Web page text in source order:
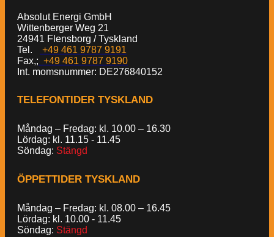
Absolut Energi GmbH
Wittenberger Weg 21
24941 Flensborg / Tyskland
Tel.
+49 461 9787 9191
Fax,; +49 461 9787 9190
Int. momsnummer: DE276840152
TELEFONTIDER TYSKLAND
Måndag – Fredag: kl. 10.00 – 16.30
Lördag: kl. 11.15 - 11.45
Söndag: Stängd
ÖPPETTIDER TYSKLAND
Måndag – Fredag: kl. 08.00 – 16.45
Lördag: kl. 10.00 - 11.45
Söndag: Stängd